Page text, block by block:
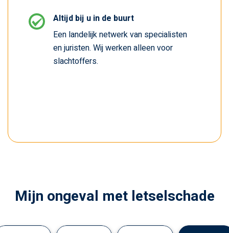
Altijd bij u in de buurt
Een landelijk netwerk van specialisten
en juristen. Wij werken alleen voor
slachtoffers.
Mijn ongeval met letselschade